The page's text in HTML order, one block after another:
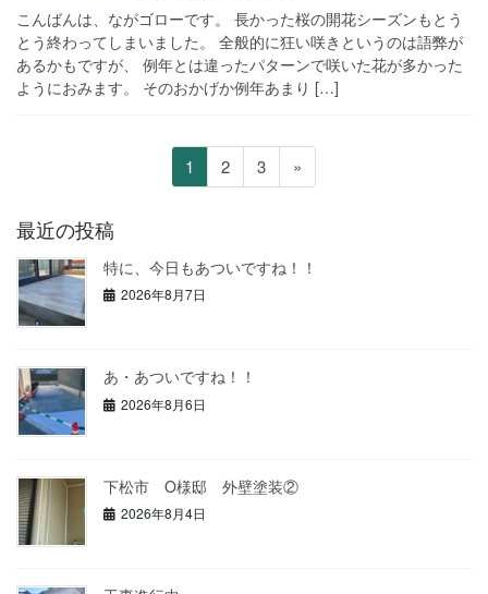
こんばんは、ながゴローです。 長かった桜の開花シーズンもとう
とう終わってしまいました。 全般的に狂い咲きというのは語弊が
あるかもですが、 例年とは違ったパターンで咲いた花が多かった
ようにおみます。 そのおかげか例年あまり […]
の
ペ
ー
ジ
り
ペ
ー
1
ペ
ー
2
ペ
ー
3 »
最近の投稿
特に、今日もあついですね！！
2026年8月7日
あ・あついですね！！
2026年8月6日
下松市 O様邸 外壁塗装②
2026年8月4日